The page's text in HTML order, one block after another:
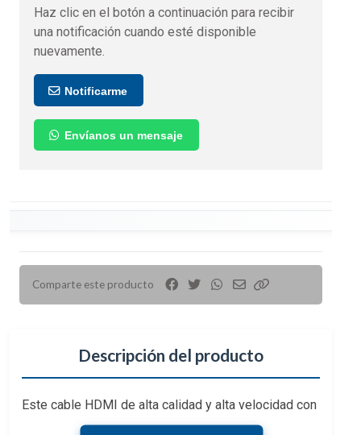
Haz clic en el botón a continuación para recibir
una notificación cuando esté disponible
nuevamente.
Notificarme
Envíanos un mensaje
Comparte este producto
Descripción del producto
Este cable HDMI de alta calidad y alta velocidad con
certificación Premium HDMI admite la transferencia